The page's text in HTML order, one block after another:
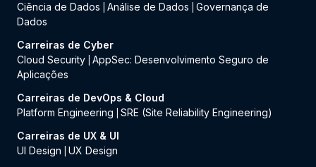
Ciência de Dados
Análise de Dados
Governança de
Dados
Carreiras de Cyber
Cloud Security AppSec: Desenvolvimento Seguro de
Aplicações
Carreiras de DevOps & Cloud
Platform Engineering
SRE (Site Reliability Engineering)
Carreiras de UX & UI
UI Design
UX Design